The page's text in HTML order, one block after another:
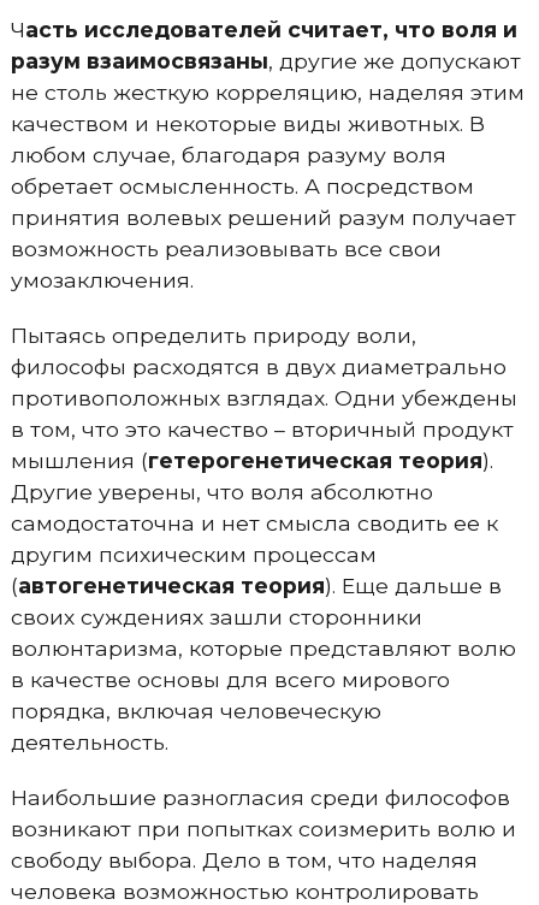
Часть исследователей считает, что воля и
разум взаимосвязаны, другие же допускают
не столь жесткую корреляцию, наделяя этим
качеством и некоторые виды животных. В
любом случае, благодаря разуму воля
обретает осмысленность. А посредством
принятия волевых решений разум получает
возможность реализовывать все свои
умозаключения.
Пытаясь определить природу воли,
философы расходятся в двух диаметрально
противоположных взглядах. Одни убеждены
в том, что это качество – вторичный продукт
мышления (гетерогенетическая теория).
Другие уверены, что воля абсолютно
самодостаточна и нет смысла сводить ее к
другим психическим процессам
(автогенетическая теория). Еще дальше в
своих суждениях зашли сторонники
волюнтаризма, которые представляют волю
в качестве основы для всего мирового
порядка, включая человеческую
деятельность.
Наибольшие разногласия среди философов
возникают при попытках соизмерить волю и
свободу выбора. Дело в том, что наделяя
человека возможностью контролировать